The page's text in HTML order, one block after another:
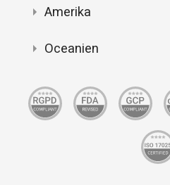
Amerika
Oceanien